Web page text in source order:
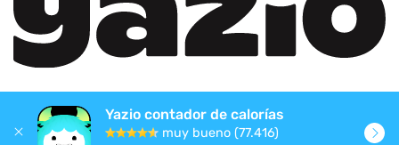
Yazio contador de calorías
muy bueno (77.416)